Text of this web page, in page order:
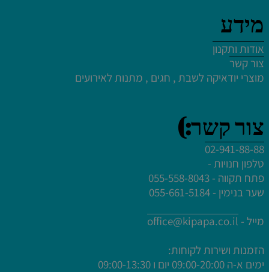
מידע
אודות ותקנון
צור קשר
מוצרי יודאיקה לשבת , חגים , מתנות לאירועים
צור קשר:)
02-941-88-88
טלפון חנויות -
פתח תקווה - 055-558-8043
שער בנימין - 055-661-5184
מייל - office@kipapa.co.il
הזמנות ושירות לקוחות:
ימים א-ה 09:00-20:00 יום ו 09:00-13:30
לחץ פעמיים לעריכת הטקסט
לחץ פעמיים לעריכת הטקסט